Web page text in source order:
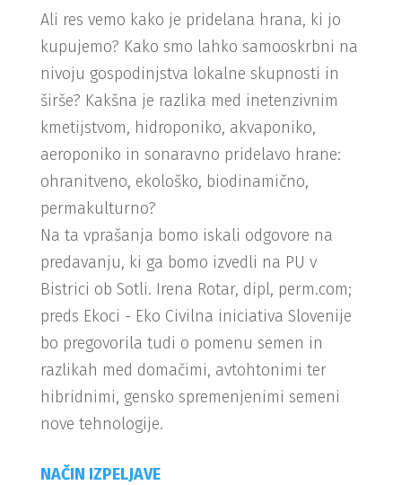
Ali res vemo kako je pridelana hrana, ki jo
kupujemo? Kako smo lahko samooskrbni na
nivoju gospodinjstva lokalne skupnosti in
širše? Kakšna je razlika med inetenzivnim
kmetijstvom, hidroponiko, akvaponiko,
aeroponiko in sonaravno pridelavo hrane:
ohranitveno, ekološko, biodinamično,
permakulturno?
Na ta vprašanja bomo iskali odgovore na
predavanju, ki ga bomo izvedli na PU v
Bistrici ob Sotli. Irena Rotar, dipl, perm.com;
preds Ekoci - Eko Civilna iniciativa Slovenije
bo pregovorila tudi o pomenu semen in
razlikah med domačimi, avtohtonimi ter
hibridnimi, gensko spremenjenimi semeni
nove tehnologije.
NAČIN IZPELJAVE